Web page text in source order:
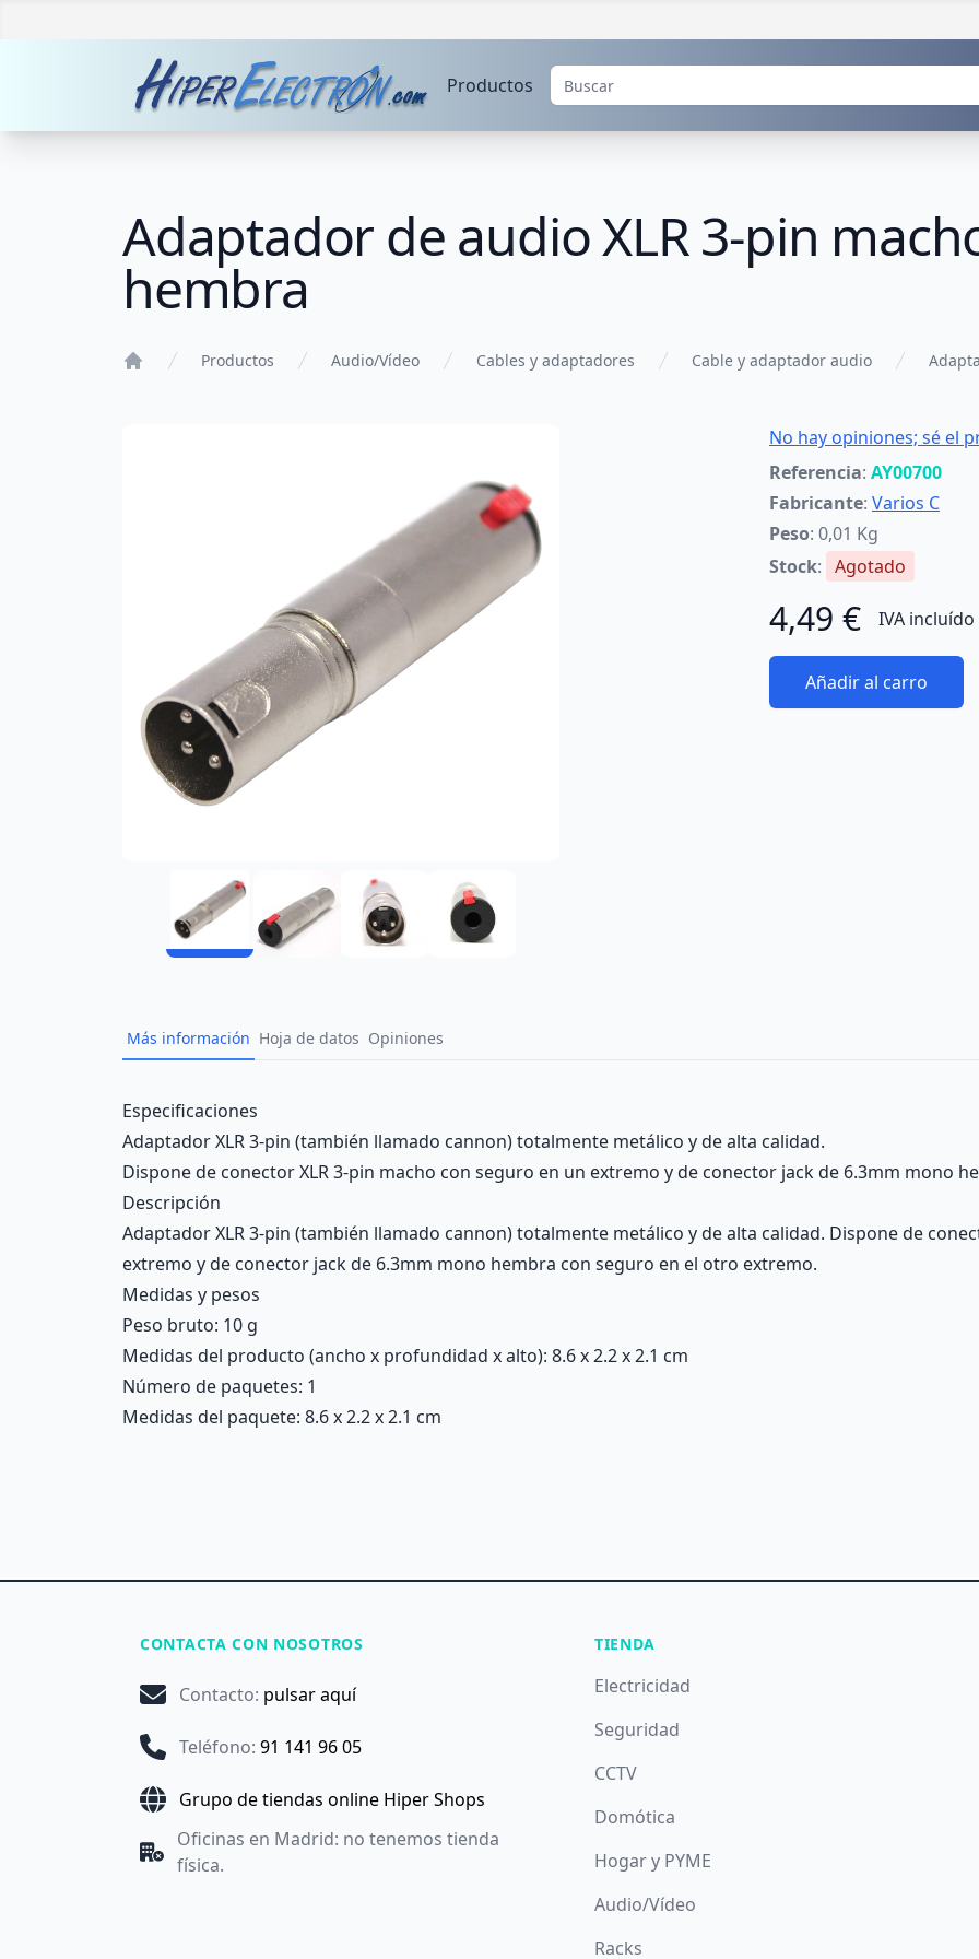
Productos
Adaptador de audio XLR 3-pin
hembra
Productos Audio/Vídeo Cables y adaptadores Cable y adaptador audio
No hay opiniones; sé el
Referencia: AY00700
Fabricante: Varios C
Peso: 0,01 Kg
Stock: Agotado
4,49 € IVA incluído
Añadir al carro
Más información Hoja de datos Opiniones
Description
Especificaciones
Adaptador XLR 3-pin (también llamado cannon) totalmente metálico y de alta calidad.
Dispone de conector XLR 3-pin macho con seguro en un extremo y de conector jack de 6.3mm mono
Descripción
Adaptador XLR 3-pin (también llamado cannon) totalmente metálico y de alta calidad. Dispone de
extremo y de conector jack de 6.3mm mono hembra con seguro en el otro extremo.
Medidas y pesos
Peso bruto: 10 g
Medidas del producto (ancho x profundidad x alto): 8.6 x 2.2 x 2.1 cm
Número de paquetes: 1
Medidas del paquete: 8.6 x 2.2 x 2.1 cm
CONTACTA CON NOSOTROS
Contacto: pulsar aquí
Teléfono: 91 141 96 05
Grupo de tiendas online Hiper Shops
Oficinas en Madrid: no tenemos tienda
física.
TIENDA
Electricidad
Seguridad
CCTV
Domótica
Hogar y PYME
Audio/Vídeo
Racks